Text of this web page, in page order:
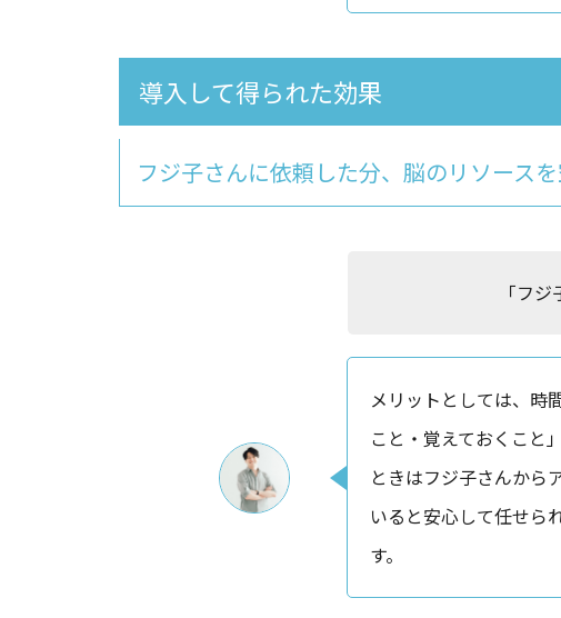
導入して得られた効果
フジ子さんに依頼した分、脳のリソース
「フ
メリットとしては、時
こと・覚えておくこと
ときはフジ子さんから
いると安心して任せら
す。